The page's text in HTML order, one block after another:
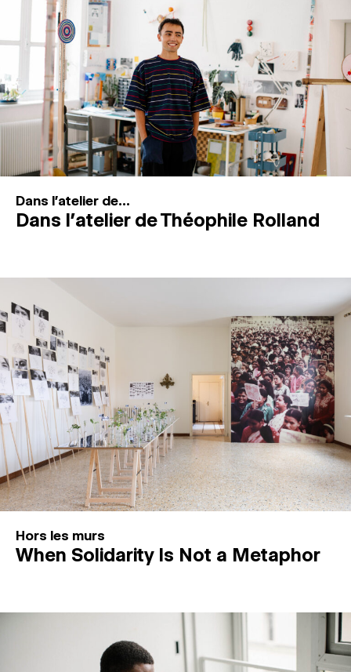
MAGAZINE
ESPACES DE PRATIQUE ARTISTIQUE ↓
Recherche
Connexion
Dans l'atelier de...
Dans l’atelier de Théophile Rolland
Hors les murs
When Solidarity Is Not a Metaphor